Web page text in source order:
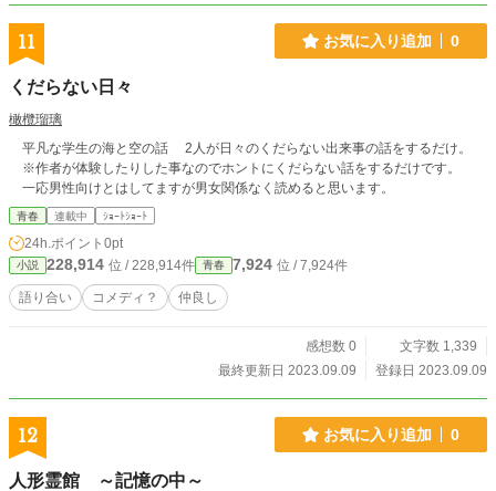
11 お気に入り追加 0
くだらない日々
橄欖瑠璃
平凡な学生の海と空の話 2人が日々のくだらない出来事の話をするだけ。
※作者が体験したりした事なのでホントにくだらない話をするだけです。
一応男性向けとはしてますが男女関係なく読めると思います。
青春 連載中 ｼｮｰﾄｼｮｰﾄ
24h.ポイント 0pt
小説 228,914 位 / 228,914件 青春 7,924 位 / 7,924件
語り合い コメディ？ 仲良し
感想数 0
文字数 1,339
最終更新日 2023.09.09
登録日 2023.09.09
12 お気に入り追加 0
人形霊館 ～記憶の中～